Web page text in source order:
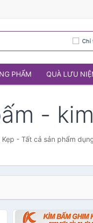
Chỉ
PHẨM QUÀ LƯU
-
- Tất cả sản phẩm